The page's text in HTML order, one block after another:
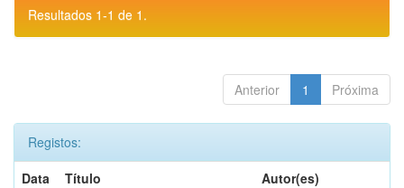
Resultados 1-1 de 1.
Anterior 1 Próxima
Registos:
Data
Título
Autor(es)